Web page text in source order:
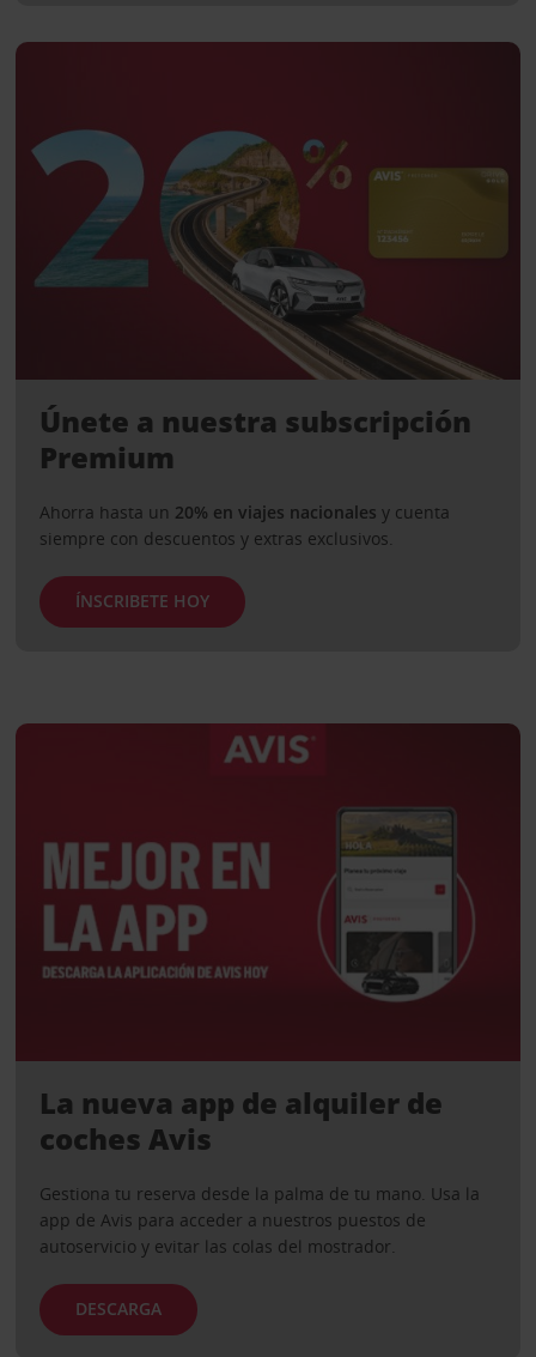
Únete a nuestra subscripción
Premium
Ahorra hasta un 20% en viajes nacionales y cuenta
siempre con descuentos y extras exclusivos.
ÍNSCRIBETE HOY
La nueva app de alquiler de
coches Avis
Gestiona tu reserva desde la palma de tu mano. Usa la
app de Avis para acceder a nuestros puestos de
autoservicio y evitar las colas del mostrador.
DESCARGA